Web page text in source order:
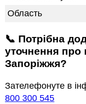
Область
📞 Потрібна додаткова інформація або
уточнення про
Запоріжжя?
Зателефонуте в
800 300 545